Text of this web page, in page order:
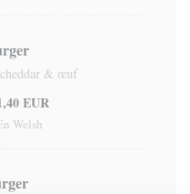
& œuf
EUR
Welsh